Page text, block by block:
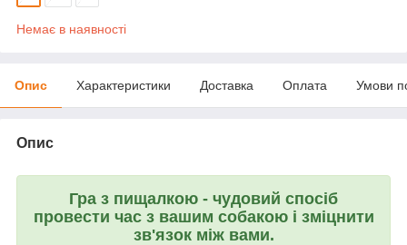
Немає в наявності
Опис Характеристики Доставка Оплата Умови
Опис
Гра з пищалкою - чудовий спосіб
провести час з вашим собакою і зміцнити
зв'язок між вами.